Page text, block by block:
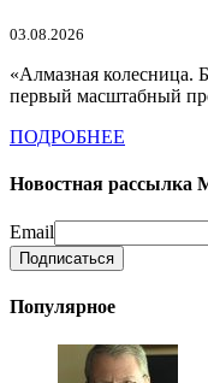
03.08.2026
«Алмазная колесница.
первый масштабный
ПОДРОБНЕЕ
Новостная рассылка
Email
Популярное